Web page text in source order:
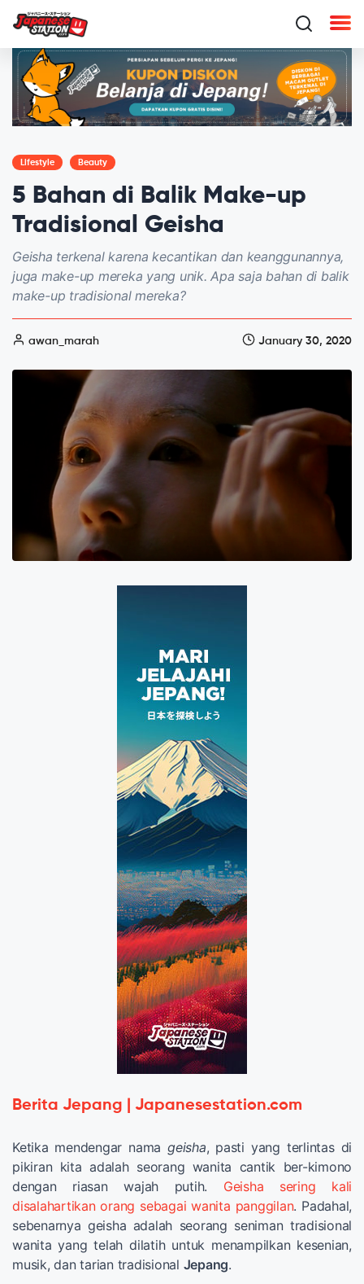
Lifestyle Beauty
5 Bahan di Balik Make-up
Tradisional Geisha
Geisha terkenal karena kecantikan dan keanggunannya,
juga make-up mereka yang unik. Apa saja bahan di balik
make-up tradisional mereka?
awan_marah January 30, 2020
Berita Jepang | Japanesestation.com
Ketika mendengar namageisha, pasti yang terlintas di
pikiran kita adalah seorang wanita cantik ber-kimono
dengan riasan wajah putih. Geisha sering kali
disalahartikan orang sebagai wanita panggilan. Padahal,
sebenarnya geisha adalah seorang seniman tradisional
wanita yang telah dilatih untuk menampilkan kesenian,
musik, dan tarian tradisional Jepang.